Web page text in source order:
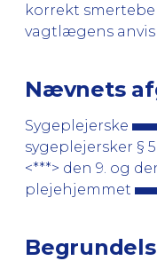
korrekt
vagtlægens
Nævnets
Sygeplejerske
sygeplejersker §
<***> den 9. og
plejehjemmet